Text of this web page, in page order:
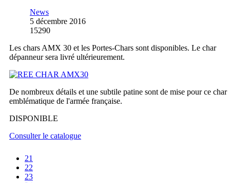
News
5 décembre 2016
15290
Les chars AMX 30 et les Portes-Chars sont disponibles. Le char
dépanneur sera livré ultérieurement.
De nombreux détails et une subtile patine sont de mise pour ce char
emblématique de l'armée française.
DISPONIBLE
Consulter le catalogue
21
22
23